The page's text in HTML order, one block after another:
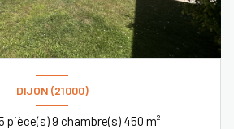
DIJON (21000)
Propriete 15 pièce(s) 9 chambre(s) 450 m²